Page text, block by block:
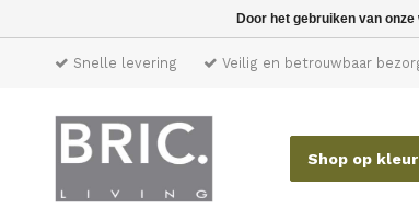
Snelle levering Veilig en betrouwbaar
Shop op kleur
Door het gebruiken van